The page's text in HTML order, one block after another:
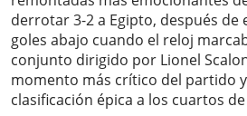
derrotar 3-2 a Egipto, después de
goles abajo cuando el reloj
conjunto dirigido por Lionel
momento más crítico del partido
clasificación épica a los cuartos